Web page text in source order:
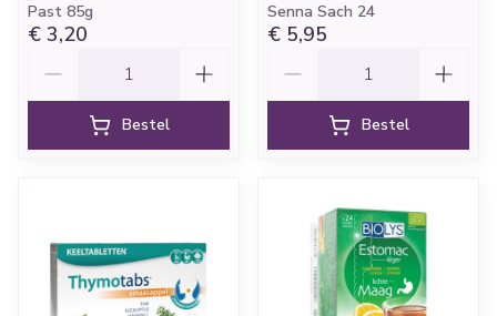
Past 85g
€ 3,20
Bestel
Senna Sach 24
€ 5,95
Bestel